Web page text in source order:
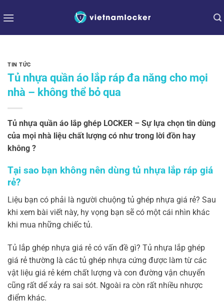
qua
TIN TỨC
Tủ nhựa quần áo lắp ráp đa năng cho mọi
nhà – không thể bỏ qua
Tủ nhựa quần áo lắp ghép LOCKER – Sự lựa chọn tin dùng
của mọi nhà liệu chất lượng có như trong lời đồn hay
không ?
Tại sao bạn không nên dùng tủ nhựa lắp ráp giá
rẻ?
Liệu bạn có phải là người chuộng tủ ghép nhựa giá rẻ? Sau
khi xem bài viết này, hy vọng bạn sẽ có một cái nhìn khác
khi mua những chiếc tủ.
Tủ lắp ghép nhựa giá rẻ có vấn đề gì? Tủ nhựa lắp ghép
giá rẻ thường là các tủ ghép nhựa cứng được làm từ các
vật liệu giá rẻ kém chất lượng và con đường vận chuyển
cũng rất dể xảy ra sai sót. Ngoài ra còn rất nhiều nhược
điểm khác.